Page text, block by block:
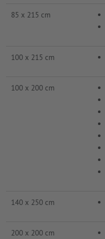
85 x 215 cm
100 x 215 cm
100 x 200 cm
140 x 250 cm
200 x 200 cm